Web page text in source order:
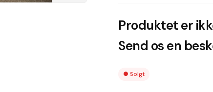
Produktet er
Send os en
●Solgt